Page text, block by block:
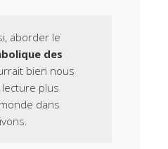
aborder le
des
bien nous
plus
dans